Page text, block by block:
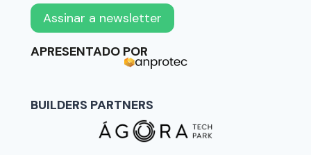
APRESENTADO POR
BUILDERS PARTNERS